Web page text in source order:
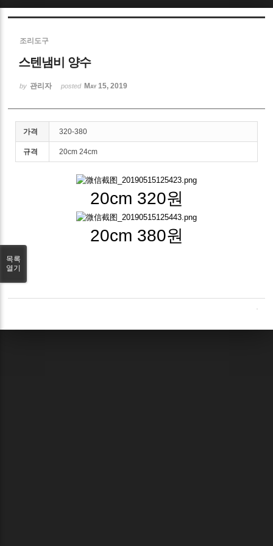
조리도구
스텐냄비 양수
by 관리자 posted May 15, 2019
가격 320-380
규격 20cm 24cm
20cm 320원
20cm 380원
목록
열기
Sketchbook5, 스케치북5
Sketchbook5, 스케치북5